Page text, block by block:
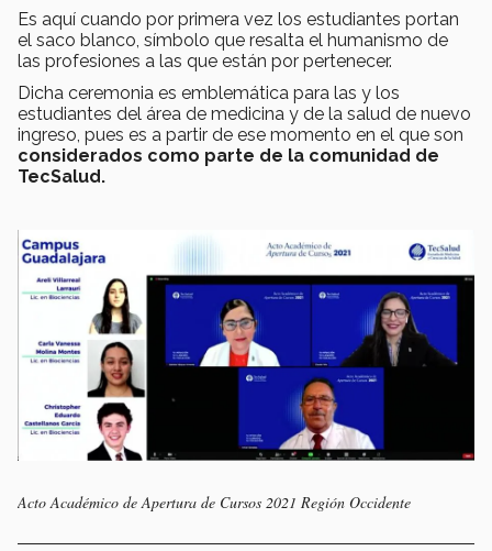
Es aquí cuando por primera vez los estudiantes portan
el saco blanco, símbolo que resalta el humanismo de
las profesiones a las que están por pertenecer.
Dicha ceremonia es emblemática para las y los
estudiantes del área de medicina y de la salud de nuevo
ingreso, pues es a partir de ese momento en el que son
considerados como parte de la comunidad de
TecSalud.
Acto Académico de Apertura de Cursos 2021 Región Occidente